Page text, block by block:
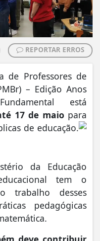
REPORTAR ERROS
de Professores de
– Edição Anos
está
17 de maio para
de educação.
da Educação
tem o
trabalho desses
pedagógicas